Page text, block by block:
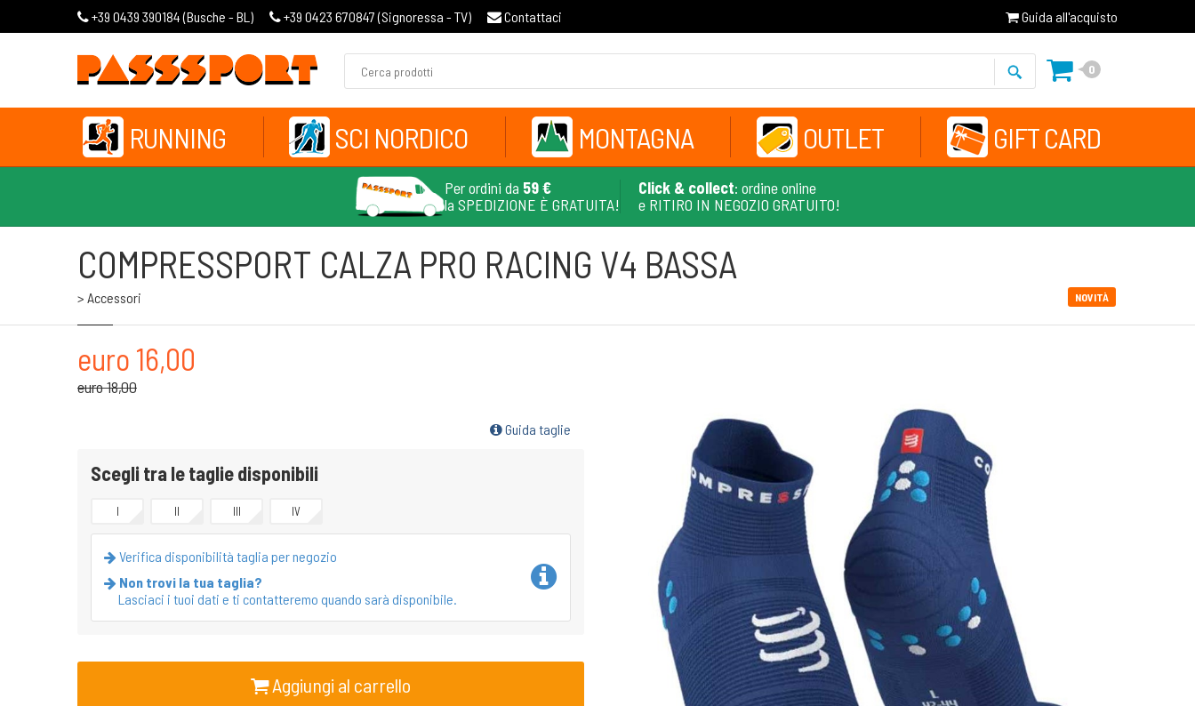
+39 0439 390184 (Busche - BL ) +39 0423 670847 (Signoressa - TV) Contattaci Guida all'acquisto
0
RUNNING SCI NORDICO MONTAGNA OUTLET GIFT CARD
Per ordini da 59 €
la SPEDIZIONE È GRATUITA!
Click & collect: ordine online
e RITIRO IN NEGOZIO GRATUITO!
COMPRESSPORT CALZA PRO RACING V4 BASSA
> Accessori NOVITÀ
euro 16,00
euro 18,00
Guida taglie
Scegli tra le taglie disponibili
I II III IV
Verifica disponibilità taglia per negozio
Non trovi la tua taglia?
Lasciaci i tuoi dati e ti contatteremo quando sarà disponibile.
Aggiungi al carrello